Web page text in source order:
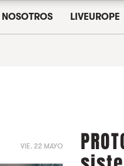
NOSOTROS LIVEUROPE
VIE. 22 MAYO